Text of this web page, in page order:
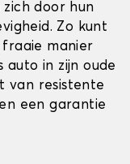
door hun
Zo kunt
manier
auto in zijn oude
van resistente
een garantie